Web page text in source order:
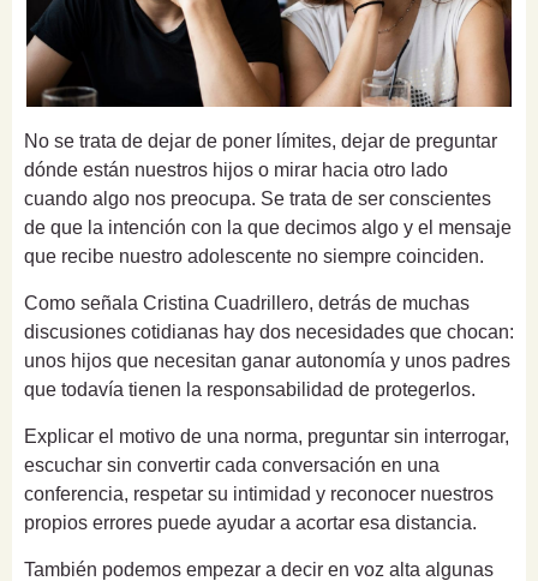
No se trata de dejar de poner límites, dejar de preguntar
dónde están nuestros hijos o mirar hacia otro lado
cuando algo nos preocupa. Se trata de ser conscientes
de que la intención con la que decimos algo y el mensaje
que recibe nuestro adolescente no siempre coinciden.
Como señala Cristina Cuadrillero, detrás de muchas
discusiones cotidianas hay dos necesidades que chocan:
unos hijos que necesitan ganar autonomía y unos padres
que todavía tienen la responsabilidad de protegerlos.
Explicar el motivo de una norma, preguntar sin interrogar,
escuchar sin convertir cada conversación en una
conferencia, respetar su intimidad y reconocer nuestros
propios errores puede ayudar a acortar esa distancia.
También podemos empezar a decir en voz alta algunas